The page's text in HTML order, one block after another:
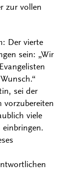
zur vollen
Der vierte
sein: „Wir
sei der
vorzubereiten
viele
einbringen.